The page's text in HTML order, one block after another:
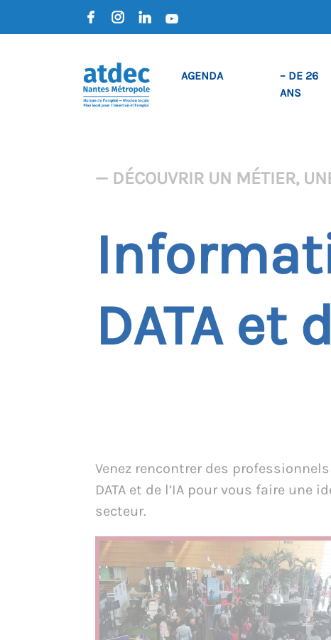
AGENDA
– DE 26
ANS
— DÉCOUVRIR UN MÉTIER,
DATA et
Venez rencontrer des
DATA et de l’IA pour vous faire une
secteur.